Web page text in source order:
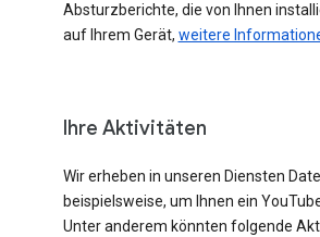
Absturzberichte, die von Ihnen
auf Ihrem Gerät, weitere
Ihre Aktivitäten
Wir erheben in unseren Diensten
beispielsweise, um Ihnen ein
Unter anderem könnten folgende